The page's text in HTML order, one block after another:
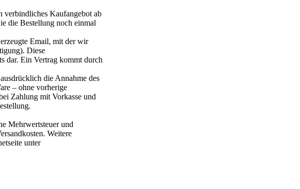
verbindliches Kaufangebot ab
die Bestellung noch einmal
Email, mit der wir
Diese
dar. Ein Vertrag kommt durch
die Annahme des
– ohne vorherige
Zahlung mit Vorkasse und
Mehrwertsteuer und
Weitere
unter